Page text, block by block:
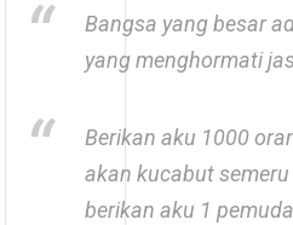
Bangsa yang besar
yang menghormati
Berikan aku 1000
akan kucabut
berikan aku 1